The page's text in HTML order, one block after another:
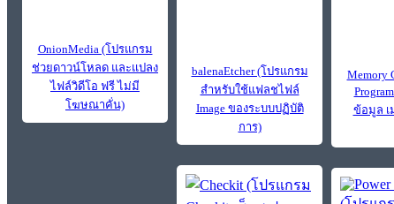
OnionMedia (โปรแกรม
ช่วยดาวน์โหลด และแปลง
ไฟล์วิดีโอ ฟรี ไม่มี
โฆษณาคั่น)
balenaEtcher (โปรแกรม
สำหรับใช้แฟลชไฟล์
Image ของระบบปฏิบัติ
การ)
Memory
ข้อมูล เ